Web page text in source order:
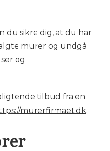
du sikre dig, at du har
murer og undgå
og
tilbud fra en
murerfirmaet.dk.